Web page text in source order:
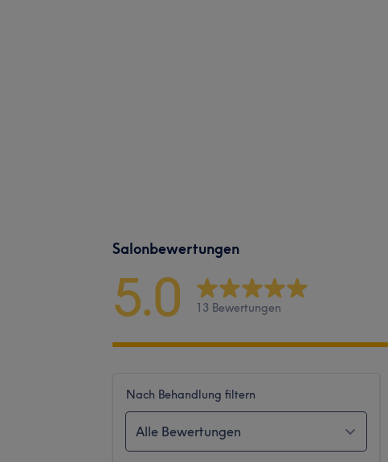
Salonbewertungen
5.0 13 Bewertungen
Nach Behandlung filtern
Alle Bewertungen